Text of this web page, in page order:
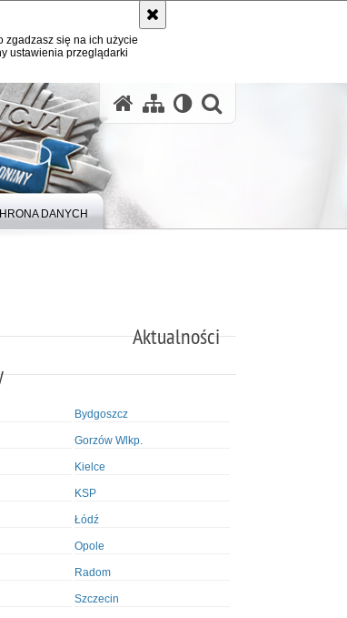
zgadzasz się na ich użycie
ustawienia przeglądarki
DANYCH
Aktualności
Bydgoszcz
Gorzów Wlkp.
Kielce
KSP
Łódź
Opole
Radom
Szczecin